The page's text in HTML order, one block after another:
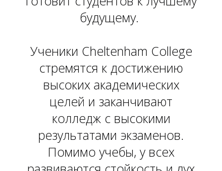
будущему.
Ученики Cheltenham College
стремятся к достижению
высоких академических
целей и заканчивают
колледж с высокими
результатами экзаменов.
Помимо учебы, у всех